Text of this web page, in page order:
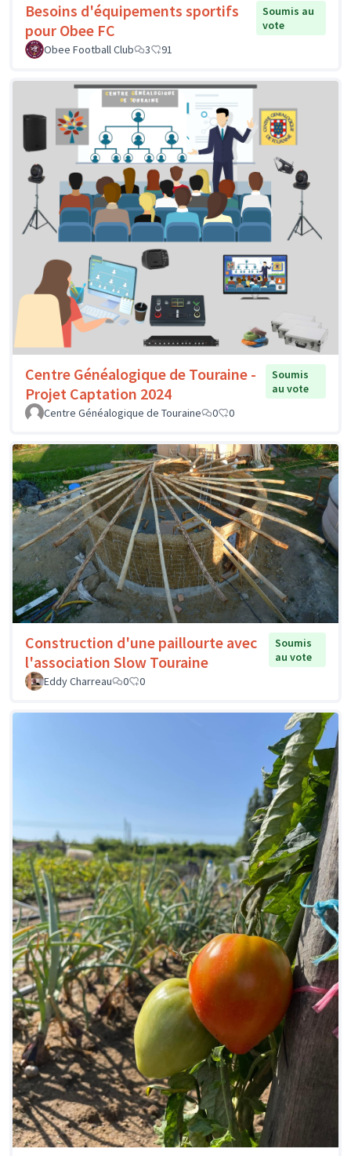
Besoins d'équipements sportifs
pour Obee FC
Soumis au
vote
Obee Football Club
3 91
Centre Généalogique de Touraine -
Projet Captation 2024
Soumis
au vote
Centre Généalogique de Touraine
0 0
Construction d'une paillourte avec
l'association Slow Touraine
Soumis
au vote
Eddy Charreau
0 0